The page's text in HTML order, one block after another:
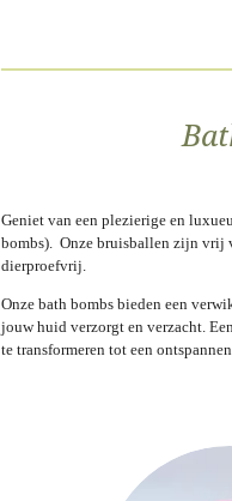
Geniet van een plezierige en
bombs). Onze bruisballen zijn vrij
dierproefvrij.
Onze bath bombs bieden een
jouw huid verzorgt en verzacht.
te transformeren tot een